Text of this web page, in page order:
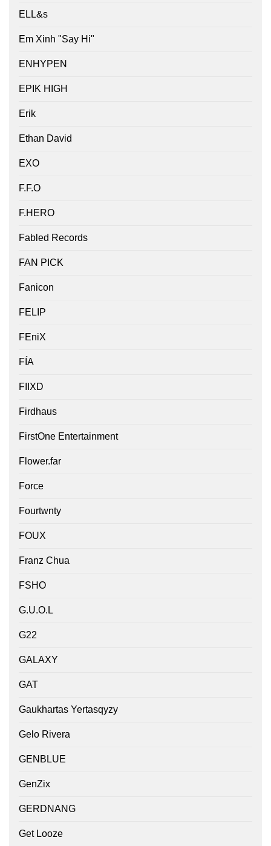
ELL&s
Em Xinh "Say Hi"
ENHYPEN
EPIK HIGH
Erik
Ethan David
EXO
F.F.O
F.HERO
Fabled Records
FAN PICK
Fanicon
FELIP
FEniX
FÍA
FIIXD
Firdhaus
FirstOne Entertainment
Flower.far
Force
Fourtwnty
FOUX
Franz Chua
FSHO
G.U.O.L
G22
GALAXY
GAT
Gaukhartas Yertasqyzy
Gelo Rivera
GENBLUE
GenZix
GERDNANG
Get Looze